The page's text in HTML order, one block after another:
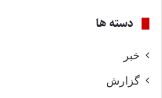
دسته ها
خبر
گزارش